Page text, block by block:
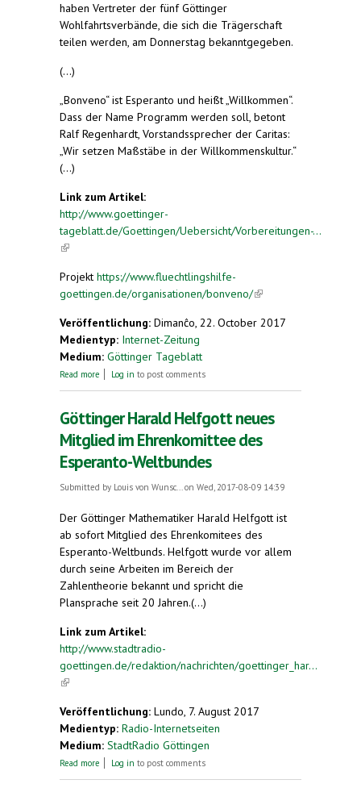
haben Vertreter der fünf Göttinger
Wohlfahrtsverbände, die sich die Trägerschaft
teilen werden, am Donnerstag bekanntgegeben.
(...)
„Bonveno“ ist Esperanto und heißt „Willkommen“.
Dass der Name Programm werden soll, betont
Ralf Regenhardt, Vorstandssprecher der Caritas:
„Wir setzen Maßstäbe in der Willkommenskultur.“
(...)
Link zum Artikel:
http://www.goettinger-
tageblatt.de/Goettingen/Uebersicht/Vorbereitungen-...
(link is external)
Projekt https://www.fluechtlingshilfe-
goettingen.de/organisationen/bonveno/(link is
Veröffentlichung: Dimanĉo, 22. October 2017
Medientyp: Internet-Zeitung
Medium: Göttinger Tageblatt
Read more about „Maßstäbe in der Willkommenskultur“.
Log in to post comments
Göttinger Harald Helfgott neues
Mitglied im Ehrenkomittee des
Esperanto-Weltbundes
Submitted by Louis von Wunsc...on Wed, 2017-08-09 14:39
Der Göttinger Mathematiker Harald Helfgott ist
ab sofort Mitglied des Ehrenkomitees des
Esperanto-Weltbunds. Helfgott wurde vor allem
durch seine Arbeiten im Bereich der
Zahlentheorie bekannt und spricht die
Plansprache seit 20 Jahren.(...)
Link zum Artikel:
http://www.stadtradio-
goettingen.de/redaktion/nachrichten/goettinger_har...
(link is external)
Veröffentlichung: Lundo, 7. August 2017
Medientyp: Radio-Internetseiten
Medium: StadtRadio Göttingen
Read more about Göttinger Harald Helfgott neues Mitglied im
Log in to post comments